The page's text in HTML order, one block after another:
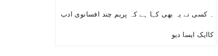
۔ کسی نے یہ بھی کہا ہے کہ پریم چند افسانوی ادب
کاایک ایسا دیو